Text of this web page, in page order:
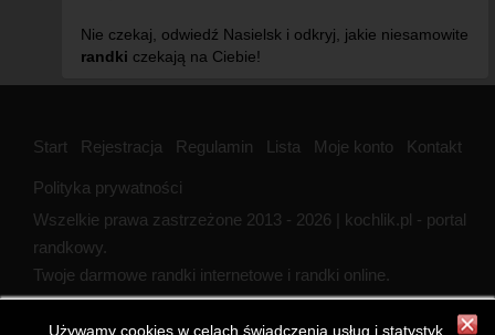
Nie czekaj, odwiedź Nasielsk i odkryj, jakie niesamowite
randki czekają na Ciebie!
Start Rejestracja Regulamin Lista Moje konto Kontakt
Polityka prywatności
Wszelkie prawa zastrzeżone 2013 - 2026 | kochlik.pl - portal
randkowy.
Twoje darmowe randki internetowe i randki online.
Używamy cookies w celach świadczenia usług i statystyk.